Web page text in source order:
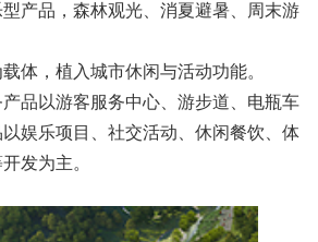
产品，森林观光、消夏避暑、周末游
体，植入城市休闲与活动功能。
品以游客服务中心、游步道、电瓶车
娱乐项目、社交活动、休闲餐饮、体
发为主。